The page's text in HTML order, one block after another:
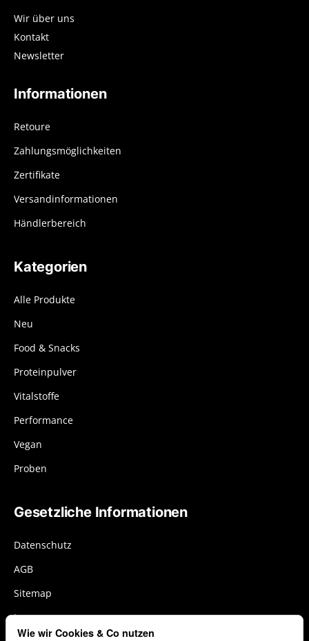
Wir über uns
Kontakt
Newsletter
Informationen
Retoure
Zahlungsmöglichkeiten
Zertifikate
Versandinformationen
Händlerbereich
Kategorien
Alle Produkte
Neu
Food & Snacks
Proteinpulver
Vitalstoffe
Performance
Vegan
Proben
Gesetzliche Informationen
Datenschutz
AGB
Sitemap
Impressum
Wie wir Cookies & Co nutzen